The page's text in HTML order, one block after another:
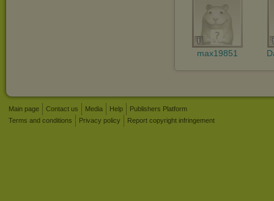
max19851
Main page Contact us Media Help
Publishers Platform
Terms and conditions
Privacy policy Report copyright infringement